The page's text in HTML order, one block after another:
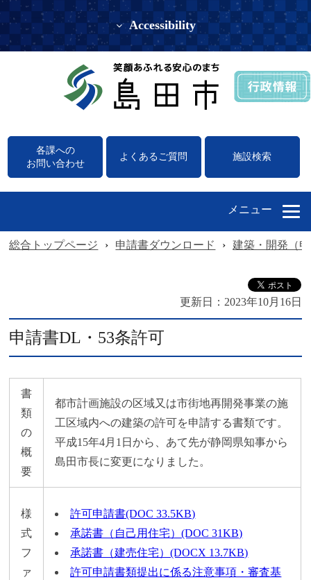
Accessibility
各課への
お問い合わせ
よくあるご質問 施設検索
メニュー
総合トップページ › 申請書ダウンロード › 建築・開発（
更新日： 2023年10月16日
申請書DL・53条許可
書
類
の
概
要
都市計画施設の区域又は市街地再開発事業の施
工区域内への建築の許可を申請する書類です。
平成15年4月1日から、あて先が静岡県知事から
島田市長に変更になりました。
様
式
フ
ァ
許可申請書(DOC 33.5KB)
承諾書（自己用住宅）(DOC 31KB)
承諾書（建売住宅）(DOCX 13.7KB)
許可申請書類提出に係る注意事項・審査基